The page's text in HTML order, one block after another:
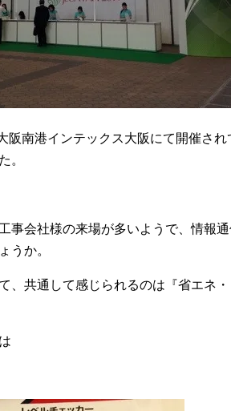
南港インテックス大阪にて開催され
。
事会社様の来場が多いようで、情報
うか。
、共通して感じられるのは『省エネ